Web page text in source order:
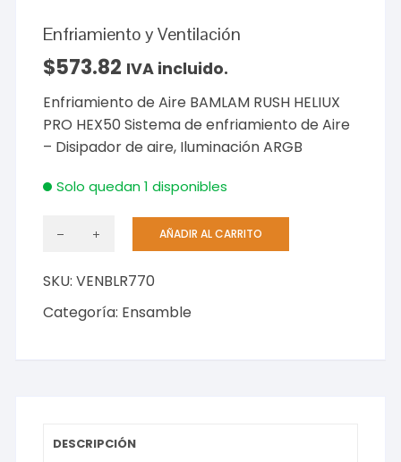
Enfriamiento y Ventilación
$573.82 IVA incluido.
Enfriamiento de Aire BAMLAM RUSH HELIUX
PRO HEX50 Sistema de enfriamiento de Aire
– Disipador de aire, Iluminación ARGB
Solo quedan 1 disponibles
Enfriamiento
Ventilación
cantidad
AÑADIR AL CARRITO
SKU:VENBLR770
Categoría: Ensamble
DESCRIPCIÓN